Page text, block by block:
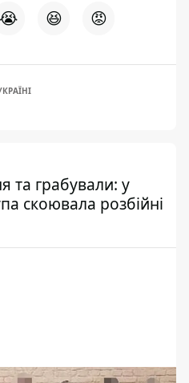
😭 😆 😡
та грабували: у
скоювала розбійні